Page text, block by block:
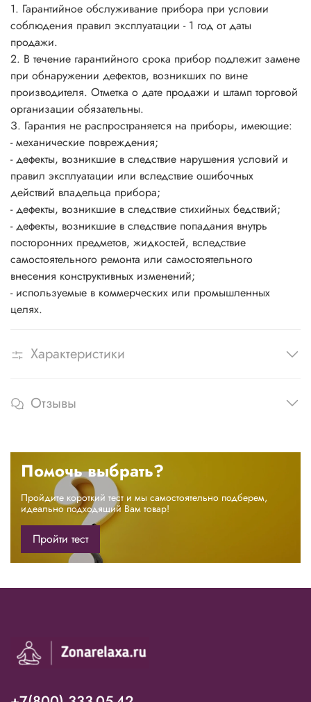
1. Гарантийное обслуживание прибора при условии
соблюдения правил эксплуатации - 1 год от даты
продажи.
2. В течение гарантийного срока прибор подлежит замене
при обнаружении дефектов, возникших по вине
производителя. Отметка о дате продажи и штамп торговой
организации обязательны.
З. Гарантия не распространяется на приборы, имеющие:
- механические повреждения;
- дефекты, возникшие в следствие нарушения условий и
правил эксплуатации или вследствие ошибочных
действий владельца прибора;
- дефекты, возникшие в следствие стихийных бедствий;
- дефекты, возникшие в следствие попадания внутрь
посторонних предметов, жидкостей, вследствие
самостоятельного ремонта или самостоятельного
внесения конструктивных изменений;
- используемые в коммерческих или промышленных
целях.
Характеристики
Отзывы
Помочь выбрать?
Пройдите короткий тест и мы самостоятельно подберем,
идеально подходящий Вам товар!
Пройти тест